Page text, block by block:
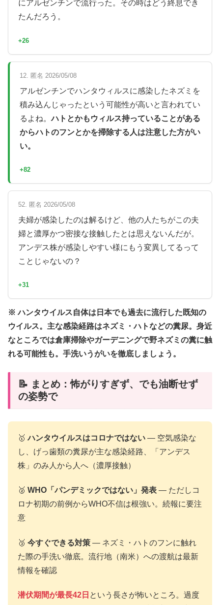
にアルゼンチンで流行った。その時はどう終息でき
たんだろう。
+26
12. 匿名 2026/05/08
アルゼンチンでハンタウィルスに感染したネズミを
積み込んじゃったという可能性が高いと言われてい
るよね。ハトとかもウィルス持っていることがある
からハトのフンとかを掃除する人は注意した方がい
い。
+82
52. 匿名 2026/05/08
夫婦が感染したのは解るけど、他の人たちがこの夫
婦と濃厚かつ密接な接触したとは思えないんだが。
アンデス株が感染しやすい様にもう変異してるって
ことじゃないの？
+31
※ ハンタウイルス自体は日本でも過去に流行した既知の
ウイルス。主な感染経路はネズミ・ハトなどの糞尿。身近
なところでは倉庫掃除やガーデニングで野ネズミの糞に触
れる可能性も。手洗いうがいを徹底しましょう。
📝 まとめ：怖がりすぎず、でも油断せず
の姿勢で
🥇ハンタウイルスはコロナではない — 空気感染な
し、げっ歯類の糞尿が主な感染経路、「アンデス
株」のみ人から人へ（濃厚接触）
🥈 WHO「パンデミックではない」発表 — ただしコ
ロナ初期の前例からWHO不信は根強い。続報に要注
意
🥉 今すぐできる対策 — ネズミ・ハトのフンに触れ
た際の手洗い徹底。流行地（南米）への渡航は最新
情報を確認
潜伏期間が最長42日 という長さが怖いところ。過度